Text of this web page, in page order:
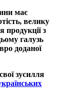
має
велику
продукції з
галузь
доданої
зусилля